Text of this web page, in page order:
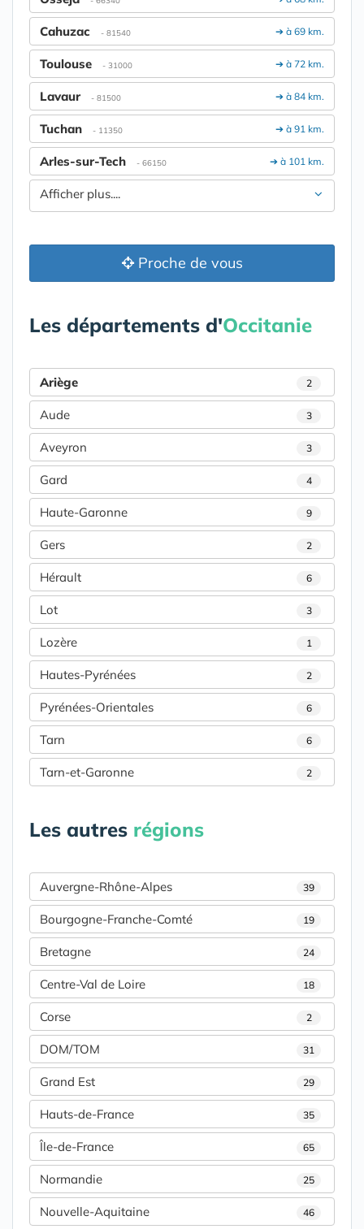
➔ à 69 km.
Cahuzac - 81540
➔ à 72 km.
Toulouse - 31000
➔ à 84 km.
Lavaur - 81500
➔ à 91 km.
Tuchan - 11350
➔ à 101 km.
Arles-sur-Tech - 66150
Afficher plus....
Proche de vous
Les départements d'Occitanie
Ariège 2
Aude 3
Aveyron 3
Gard 4
Haute-Garonne 9
Gers 2
Hérault 6
Lot 3
Lozère 1
Hautes-Pyrénées 2
Pyrénées-Orientales 6
Tarn 6
Tarn-et-Garonne 2
Les autres régions
Auvergne-Rhône-Alpes 39
Bourgogne-Franche-Comté 19
Bretagne 24
Centre-Val de Loire 18
Corse 2
DOM/TOM 31
Grand Est 29
Hauts-de-France 35
Île-de-France 65
Normandie 25
Nouvelle-Aquitaine 46